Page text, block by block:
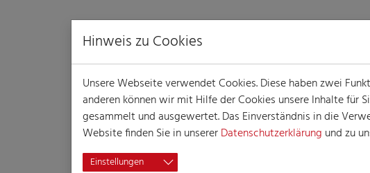
PRESSE
Hinweis zu Cookies
Unsere Webseite verwendet Cookies. Diese haben zwei
anderen können wir mit Hilfe der Cookies unsere Inhalte für
gesammelt und ausgewertet. Das Einverständnis in die
Website finden Sie in unsererDatenschutzerklärung und zu
Einstellungen